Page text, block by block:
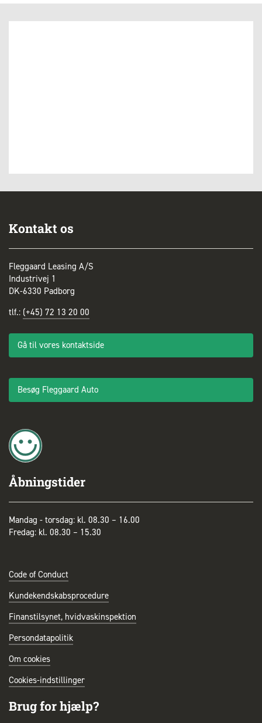
Kontakt os
Fleggaard Leasing A/S
Industrivej 1
DK-6330 Padborg
tlf.: (+45) 72 13 20 00
Gå til vores kontaktside
Besøg Fleggaard Auto
Åbningstider
Mandag - torsdag: kl. 08.30 – 16.00
Fredag: kl. 08.30 – 15.30
Code of Conduct
Kundekendskabsprocedure
Finanstilsynet, hvidvaskinspektion
Persondatapolitik
Om cookies
Cookies-indstillinger
Brug for hjælp?